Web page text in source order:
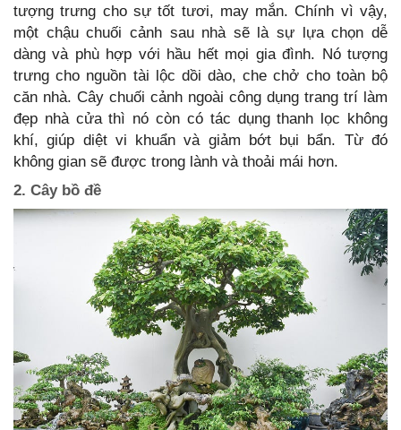
tượng trưng cho sự tốt tươi, may mắn. Chính vì vậy,
một chậu chuối cảnh sau nhà sẽ là sự lựa chọn dễ
dàng và phù hợp với hầu hết mọi gia đình. Nó tượng
trưng cho nguồn tài lộc dồi dào, che chở cho toàn bộ
căn nhà. Cây chuối cảnh ngoài công dụng trang trí làm
đẹp nhà cửa thì nó còn có tác dụng thanh lọc không
khí, giúp diệt vi khuẩn và giảm bớt bụi bẩn. Từ đó
không gian sẽ được trong lành và thoải mái hơn.
2. Cây bồ đề